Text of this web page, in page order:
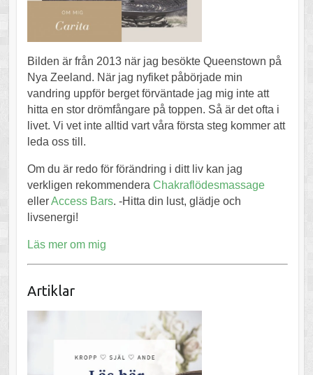
Bilden är från 2013 när jag besökte Queenstown på
Nya Zeeland. När jag nyfiket påbörjade min
vandring uppför berget förväntade jag mig inte att
hitta en stor drömfångare på toppen. Så är det ofta i
livet. Vi vet inte alltid vart våra första steg kommer att
leda oss till.
Om du är redo för förändring i ditt liv kan jag
verkligen rekommendera Chakraflödesmassage
ellerAccess Bars. -Hitta din lust, glädje och
livsenergi!
Läs mer om mig
Artiklar